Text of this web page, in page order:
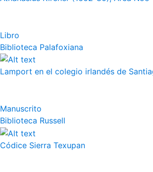
Libro
Biblioteca Palafoxiana
Lamport en el colegio irlandés de
Manuscrito
Biblioteca Russell
Códice Sierra Texupan